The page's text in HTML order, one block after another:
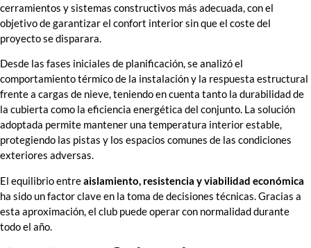
cerramientos y sistemas constructivos más adecuada, con el
objetivo de garantizar el confort interior sin que el coste del
proyecto se disparara.
Desde las fases iniciales de planificación, se analizó el
comportamiento térmico de la instalación y la respuesta estructural
frente a cargas de nieve, teniendo en cuenta tanto la durabilidad de
la cubierta como la eficiencia energética del conjunto. La solución
adoptada permite mantener una temperatura interior estable,
protegiendo las pistas y los espacios comunes de las condiciones
exteriores adversas.
El equilibrio entreaislamiento, resistencia y viabilidad económica
ha sido un factor clave en la toma de decisiones técnicas. Gracias a
esta aproximación, el club puede operar con normalidad durante
todo el año.